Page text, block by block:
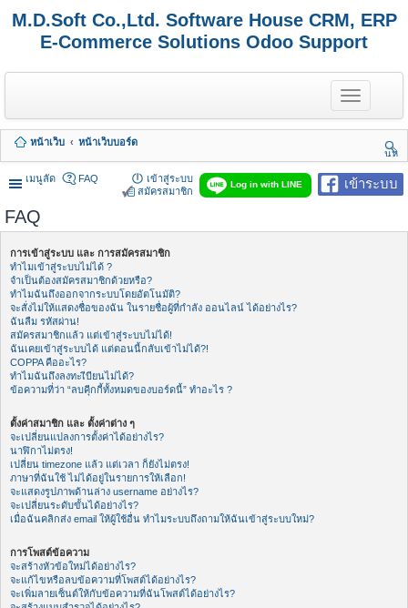
M.D.Soft Co.,Ltd. Software House CRM, ERP
E-Commerce Solutions Odoo Support
T
o
g
e
n
a
g
หน้าเว็บ
หน้าเว็บบอร์ด
นห
า
เมนูลัด
เข้าระบบ
Log in with LINE
FAQ
เข้าสู่ระบบ
สมัครสมาชิก
FAQ
การเข้าสู่ระบบ และ การสมัครสมาชิก
ทำไมเข้าสู่ระบบไม่ได้ ?
จำเป็นต้องสมัครสมาชิกด้วยหรือ?
ทำไมฉันถึงออกจากระบบโดยอัตโนมัติ?
จะสั่งไม่ให้แสดงชื่อของฉัน ในรายชื่อผู้ที่กำลัง ออนไลน์ ได้อย่างไร?
ฉันลืม รหัสผ่าน!
สมัครสมาชิกแล้ว แต่เข้าสู่ระบบไม่ได้!
ฉันเคยเข้าสู่ระบบได้ แต่ตอนนี้กลับเข้าไม่ได้?!
COPPA คืออะไร?
ทำไมฉันถึงลงทะเีบียนไม่ได้?
ข้อความที่ว่า “ลบคุีกกี้ทั้งหมดของบอร์ดนี้” ทำอะไร ?
ตั้งค่าสมาชิก และ ตั้งค่าต่าง ๆ
จะเปลี่ยนแปลงการตั้งค่าได้อย่างไร?
นาฬิกาไม่ตรง!
เปลี่ยน timezone แล้ว แต่เวลา ก็ยังไม่ตรง!
ภาษาที่ฉันใช้ ไม่ได้อยู่ในรายการให้เลือก!
จะแสดงรูปภาพด้านล่าง username อย่างไร?
จะเปลี่ยนระดับขั้นได้อย่างไร?
เมื่อฉันคลิกส่ง email ให้ผู้ใช้อื่น ทำไมระบบถึงถามให้ฉันเข้าสู่ระบบใหม่?
การโพสต์ข้อความ
จะสร้างหัวข้อใหม่ได้อย่างไร?
จะแก้ไขหรือลบข้อความที่โพสต์ได้อย่างไร?
จะเพิ่มลายเซ็นต์ให้กับข้อความที่ฉันโพสต์ได้อย่างไร?